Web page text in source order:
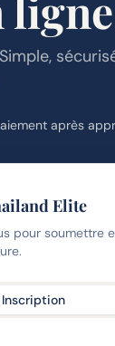
après
Elite
pour soumettre
Inscription